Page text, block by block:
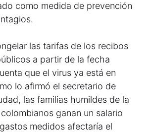
como medida de prevención
las tarifas de los recibos
a partir de la fecha
que el virus ya está en
lo afirmó el secretario de
las familias humildes de la
ganan un salario
medidos afectaría el